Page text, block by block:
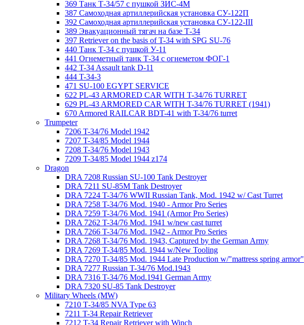
369 Танк Т-34/57 с пушкой ЗИС-4М
387 Самоходная артиллерийская установка СУ-122П
392 Самоходная артиллерийская установка СУ-122-III
389 Эвакуационный тягач на базе Т-34
397 Retriever on the basis of T-34 with SPG SU-76
440 Танк Т-34 с пушкой У-11
441 Огнеметный танк Т-34 с огнеметом ФОГ-1
442 T-34 Assault tank D-11
444 T-34-3
471 SU-100 EGYPT SERVICE
622 PL-43 ARMORED CAR WITH T-34/76 TURRET
629 PL-43 ARMORED CAR WITH T-34/76 TURRET (1941)
670 Armored RAILCAR BDT-41 with T-34/76 turret
Trumpeter
7206 T-34/76 Model 1942
7207 T-34/85 Model 1944
7208 T-34/76 Model 1943
7209 T-34/85 Model 1944 z174
Dragon
DRA 7208 Russian SU-100 Tank Destroyer
DRA 7211 SU-85M Tank Destroyer
DRA 7224 T-34/76 WWII Russian Tank, Mod. 1942 w/ Cast Turret
DRA 7258 T-34/76 Mod. 1940 - Armor Pro Series
DRA 7259 T-34/76 Mod. 1941 (Armor Pro Series)
DRA 7262 T-34/76 Mod. 1941 w/new cast turret
DRA 7266 T-34/76 Mod. 1942 - Armor Pro Series
DRA 7268 T-34/76 Mod. 1943, Captured by the German Army
DRA 7269 T-34/85 Mod. 1944 w/New Tooling
DRA 7270 T-34/85 Mod. 1944 Late Production w/"mattress spring armor"
DRA 7277 Russian T-34/76 Mod.1943
DRA 7316 T-34/76 Mod.1941 German Army
DRA 7320 SU-85 Tank Destroyer
Military Wheels (MW)
7210 Т-34/85 NVA Type 63
7211 T-34 Repair Retriever
7212 T-34 Repair Retriever with Winch